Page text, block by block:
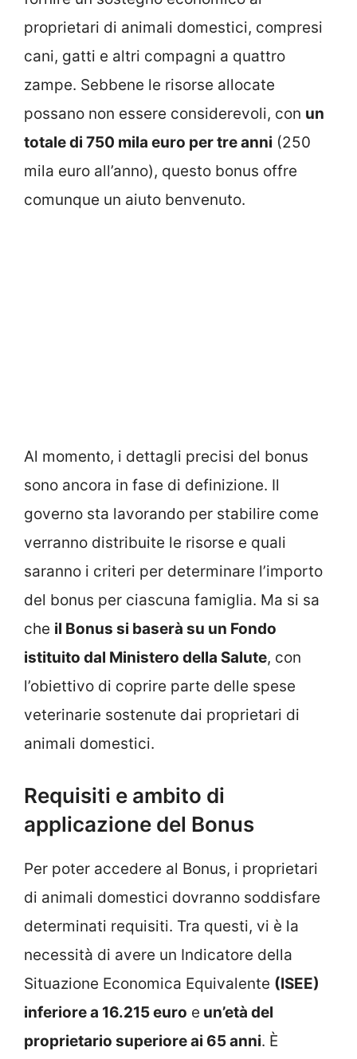
proprietari di animali domestici, compresi
cani, gatti e altri compagni a quattro
zampe. Sebbene le risorse allocate
possano non essere considerevoli, con un
totale di 750 mila euro per tre anni (250
mila euro all’anno), questo bonus offre
comunque un aiuto benvenuto.
Al momento, i dettagli precisi del bonus
sono ancora in fase di definizione. Il
governo sta lavorando per stabilire come
verranno distribuite le risorse e quali
saranno i criteri per determinare l’importo
del bonus per ciascuna famiglia. Ma si sa
che il Bonus si baserà su un Fondo
istituito dal Ministero della Salute, con
l’obiettivo di coprire parte delle spese
veterinarie sostenute dai proprietari di
animali domestici.
Requisiti e ambito di
applicazione del Bonus
Per poter accedere al Bonus, i proprietari
di animali domestici dovranno soddisfare
determinati requisiti. Tra questi, vi è la
necessità di avere un Indicatore della
Situazione Economica Equivalente (ISEE)
inferiore a 16.215 euro e un’età del
proprietario superiore ai 65 anni. È